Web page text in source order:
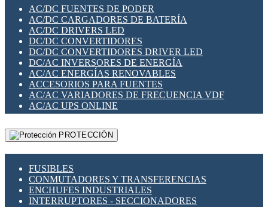
SWITCH Y MICROSWITCH
TARJETAS PI
UNIÓN Y DERIVACIÓN DE CABLE
PLACAS MODULARES IOT
SWITCHES Y REDES WIFI
SOLUCIONES IOT
SOLUCIONES LORAWAN
SOLUCIONES RED CELULAR
SEGURIDAD PARA REDES
SWITCHES LAN
TELEFONÍA IP (VOIP)
VIGILANCIA IP (CCTV)
MESHTASTIC
AC/DC FUENTES DE PODER
AC/DC CARGADORES DE BATERÍA
AC/DC DRIVERS LED
DC/DC CONVERTIDORES
DC/DC CONVERTIDORES DRIVER LED
DC/AC INVERSORES DE ENERGÍA
AC/AC ENERGÍAS RENOVABLES
ACCESORIOS PARA FUENTES
AC/AC VARIADORES DE FRECUENCIA VDF
AC/AC UPS ONLINE
PROTECCIÓN
FUSIBLES
CONMUTADORES Y TRANSFERENCIAS
ENCHUFES INDUSTRIALES
INTERRUPTORES - SECCIONADORES